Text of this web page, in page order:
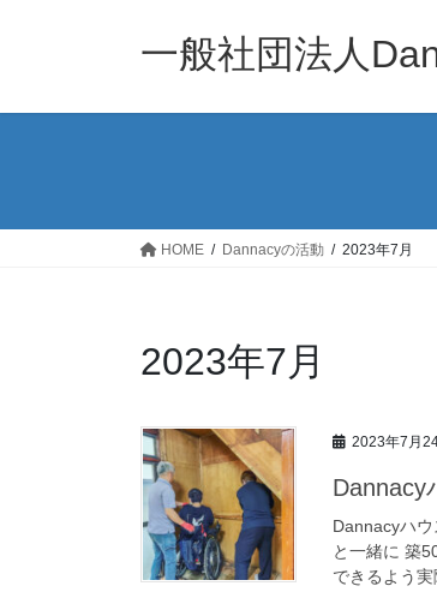
一般社団法人
HOME Dannacyの活動 2023年7月
2023年7月
2023年7月
Dannacyハ
と一緒に 築
できるよう